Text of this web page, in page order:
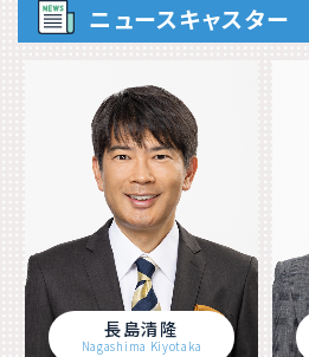
ニュースキャスター
長島清隆
Nagashima Kiyotaka